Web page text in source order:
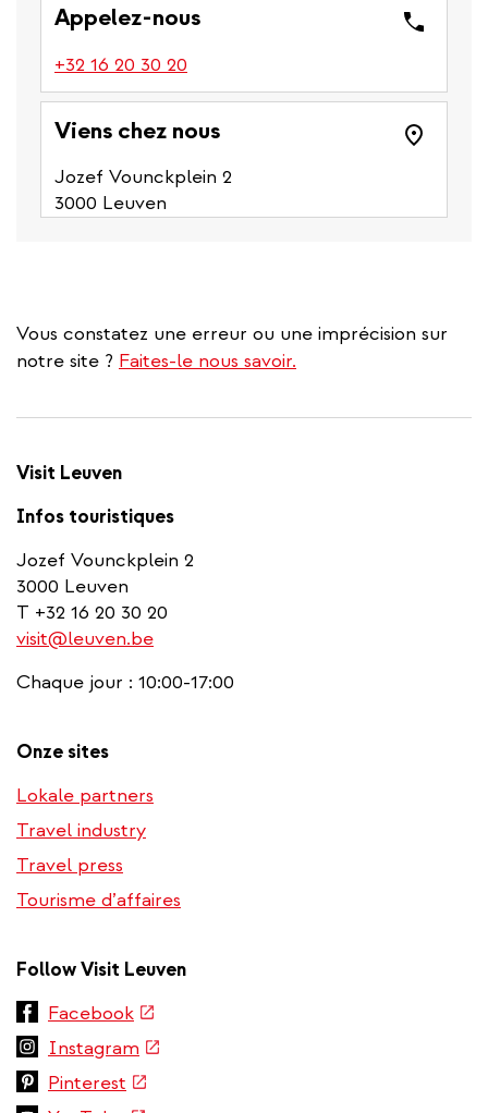
phone
Appelez-nous
+32 16 20 30 20
is
phone
number)
Viens chez nous
Jozef Vounckplein 2
3000 Leuven
Vous constatez une erreur ou une imprécision sur
notre site ? Faites-le nous savoir.
Visit Leuven
Infos touristiques
Jozef Vounckplein 2
3000 Leuven
T +32 16 20 30 20
visit@leuven.be
Chaque jour : 10:00-17:00
Onze sites
Lokale partners
Travel industry
Travel press
Tourisme d’affaires
Follow Visit Leuven
Facebook(link
external)
Instagram (link
is
Pinterest (link